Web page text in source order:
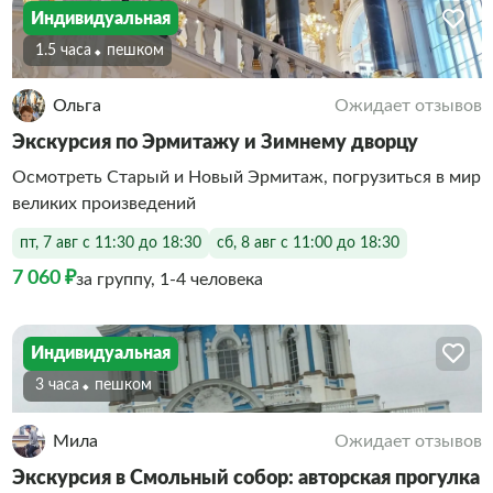
Индивидуальная
1.5 часа Пешком
Ольга Ожидает отзывов
Экскурсия по Эрмитажу и Зимнему дворцу
Осмотреть Старый и Новый Эрмитаж, погрузиться в мир
великих произведений
пт, 7 авг с 11:30 до 18:30 сб, 8 авг с 11:00 до 18:30
7 060 ₽за группу, 1-4 человека
Индивидуальная
3 часа Пешком
Мила Ожидает отзывов
Экскурсия в Смольный собор: авторская прогулка